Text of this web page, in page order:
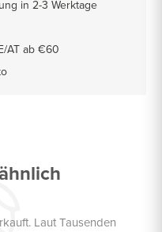
in 2-3 Werktage
AT ab €60
Laut Tausenden